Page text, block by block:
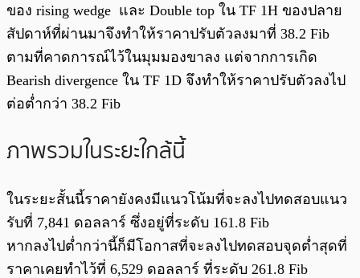
ของ rising wedge และ Double top ใน TF 1H ของปลาย
สัปดาห์ที่ผ่านมาจึงทำให้ราคาปรับตัวลงมาที่ 38.2 Fib
ตามที่คาดการณ์ไว้ในมุมมองขาลง แต่จากการเกิด
Bearish divergence ใน TF 1D จึงทำให้ราคาปรับตัวลงไป
ต่อต่ำกว่า 38.2 Fib
ภาพรวมในระยะใกล้นี้
ในระยะสั้นนี้ราคายังคงมีแนวโน้มที่จะลงไปทดสอบแนว
รับที่ 7,841 ดอลลาร์ ซึ่งอยู่ที่ระดับ 161.8 Fib
หากลงไปต่ำกว่านี้ก็มีโอกาสที่จะลงไปทดสอบจุดต่ำสุดที่
ราคาเคยทำไว้ที่ 6,529 ดอลลาร์ ที่ระดับ 261.8 Fib